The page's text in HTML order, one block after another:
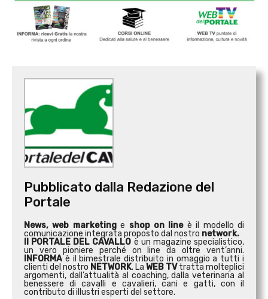
Pubblicato dalla Redazione del
Portale
News, web marketinge shop on line è il modello di
comunicazione integrata proposto dal nostro network.
Il PORTALE DEL CAVALLO è un magazine specialistico,
un vero pioniere perché on line da oltre vent’anni.
INFORMA è il bimestrale distribuito in omaggio a tutti i
clienti del nostro NETWORK. La WEB TVtratta molteplici
argomenti, dall’attualità al coaching, dalla veterinaria al
benessere di cavalli e cavalieri, cani e gatti, con il
contributo di illustri esperti del settore.